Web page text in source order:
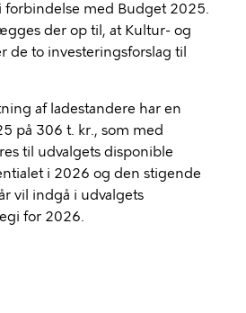
forbindelse med Budget 2025.
der op til, at Kultur- og
de to investeringsforslag til
af ladestandere har en
på 306 t. kr., som med
til udvalgets disponible
i 2026 og den stigende
vil indgå i udvalgets
for 2026.